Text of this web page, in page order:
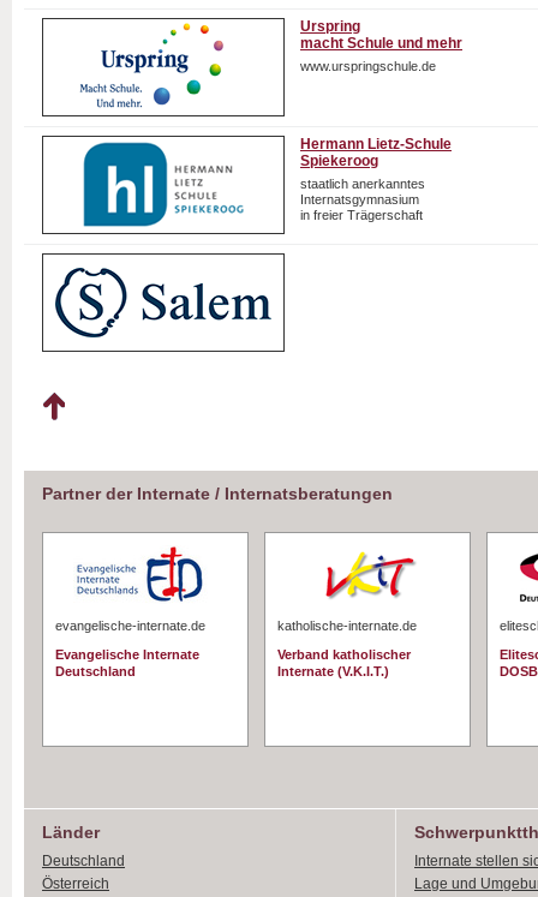
Urspring
macht Schule und mehr
www.urspringschule.de
Hermann Lietz-Schule
Spiekeroog
staatlich anerkanntes
Internatsgymnasium
in freier Trägerschaft
Partner der Internate / Internatsberatungen
evangelische-internate.de
Evangelische Internate
Deutschland
katholische-internate.de
Verband katholischer
Internate (V.K.I.T.)
DOSB
Länder
Deutschland
Österreich
Internate stellen
Lage und